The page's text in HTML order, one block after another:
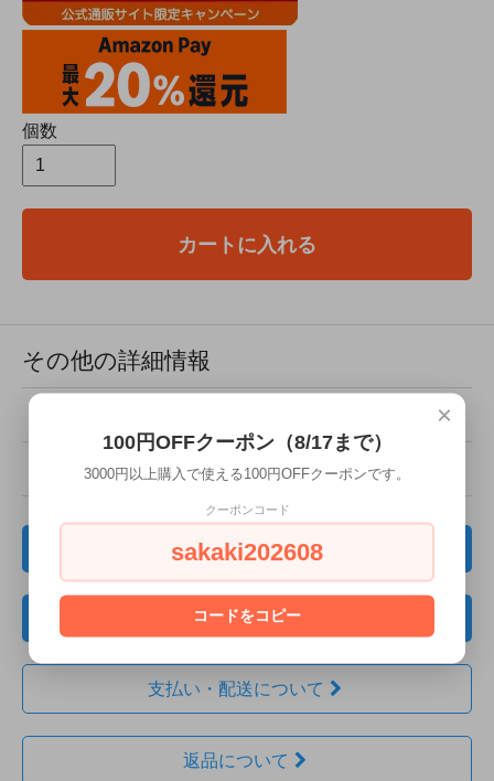
個数
カートに入れる
その他の詳細情報
型番 SKKB-030
レビューを見る(0件)
レビューを投稿
支払い・配送について
返品について
×
100円OFFクーポン（8/17まで）
3000円以上購入で使える100円OFFクーポンです。
クーポンコード
sakaki202608
コードをコピー